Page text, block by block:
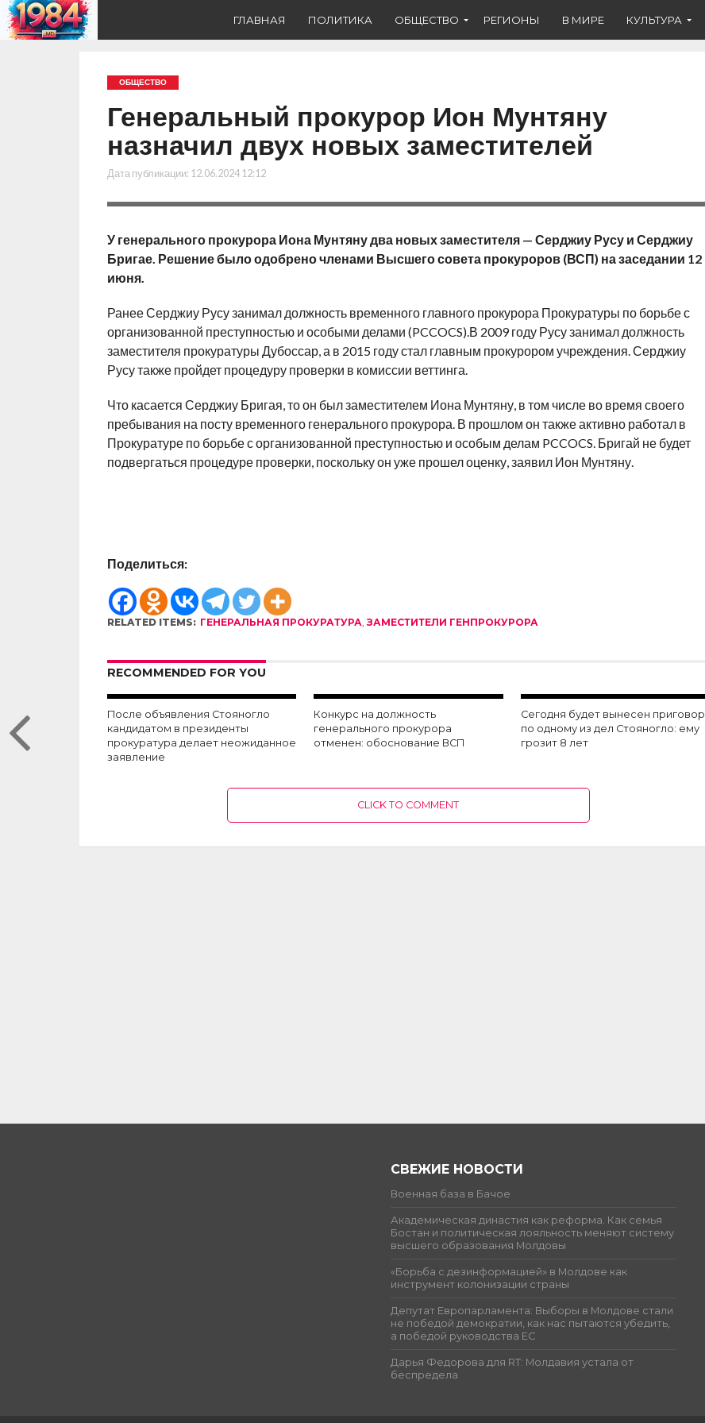
ГЛАВНАЯ ПОЛИТИКА ОБЩЕСТВО РЕГИОНЫ В МИРЕ КУЛЬТУРА
ОБЩЕСТВО
Генеральный прокурор Ион Мунтяну
назначил двух новых заместителей
Дата публикации: 12.06.2024 12:12
У генерального прокурора Иона Мунтяну два новых заместителя — Серджиу Русу и Серджиу
Бригае. Решение было одобрено членами Высшего совета прокуроров (ВСП) на заседании 12
июня.
Ранее Серджиу Русу занимал должность временного главного прокурора Прокуратуры по борьбе с
организованной преступностью и особыми делами (PCCOCS).В 2009 году Русу занимал должность
заместителя прокуратуры Дубоссар, а в 2015 году стал главным прокурором учреждения. Серджиу
Русу также пройдет процедуру проверки в комиссии веттинга.
Что касается Серджиу Бригая, то он был заместителем Иона Мунтяну, в том числе во время своего
пребывания на посту временного генерального прокурора. В прошлом он также активно работал в
Прокуратуре по борьбе с организованной преступностью и особым делам PCCOCS. Бригай не будет
подвергаться процедуре проверки, поскольку он уже прошел оценку, заявил Ион Мунтяну.
Поделиться:
RELATED ITEMS: ГЕНЕРАЛЬНАЯ ПРОКУРАТУРА, ЗАМЕСТИТЕЛИ ГЕНПРОКУРОРА
RECOMMENDED FOR YOU
После объявления Стояногло
кандидатом в президенты
прокуратура делает неожиданное
заявление
Конкурс на должность
генерального прокурора
отменен: обоснование ВСП
Сегодня будет вынесен приговор
по одному из дел Стояногло: ему
грозит 8 лет
CLICK TO COMMENT
СВЕЖИЕ НОВОСТИ
Военная база в Бачое
Академическая династия как реформа. Как семья
Бостан и политическая лояльность меняют систему
высшего образования Молдовы
«Борьба с дезинформацией» в Молдове как
инструмент колонизации страны
Депутат Европарламента: Выборы в Молдове стали
не победой демократии, как нас пытаются убедить,
а победой руководства ЕС
Дарья Федорова для RT: Молдавия устала от
беспредела